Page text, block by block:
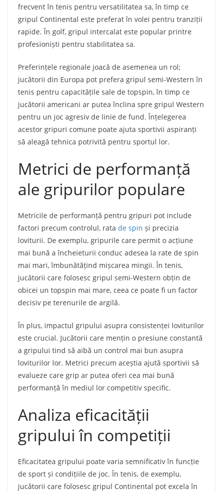
frecvent în tenis pentru versatilitatea sa, în timp ce
gripul Continental este preferat în volei pentru tranziții
rapide. În golf, gripul intercalat este popular printre
profesioniști pentru stabilitatea sa.
Preferințele regionale joacă de asemenea un rol;
jucătorii din Europa pot prefera gripul semi-Western în
tenis pentru capacitățile sale de topspin, în timp ce
jucătorii americani ar putea înclina spre gripul Western
pentru un joc agresiv de linie de fund. Înțelegerea
acestor gripuri comune poate ajuta sportivii aspiranți
să aleagă tehnica potrivită pentru sportul lor.
Metrici de performanță
ale gripurilor populare
Metricile de performanță pentru gripuri pot include
factori precum controlul, rata de spin și precizia
loviturii. De exemplu, gripurile care permit o acțiune
mai bună a încheieturii conduc adesea la rate de spin
mai mari, îmbunătățind mișcarea mingii. În tenis,
jucătorii care folosesc gripul semi-Western obțin de
obicei un topspin mai mare, ceea ce poate fi un factor
decisiv pe terenurile de argilă.
În plus, impactul gripului asupra consistenței loviturilor
este crucial. Jucătorii care mențin o presiune constantă
a gripului tind să aibă un control mai bun asupra
loviturilor lor. Metrici precum aceștia ajută sportivii să
evalueze care grip ar putea oferi cea mai bună
performanță în mediul lor competitiv specific.
Analiza eficacității
gripului în competiții
Eficacitatea gripului poate varia semnificativ în funcție
de sport și condițiile de joc. În tenis, de exemplu,
jucătorii care folosesc gripul Continental pot excela în